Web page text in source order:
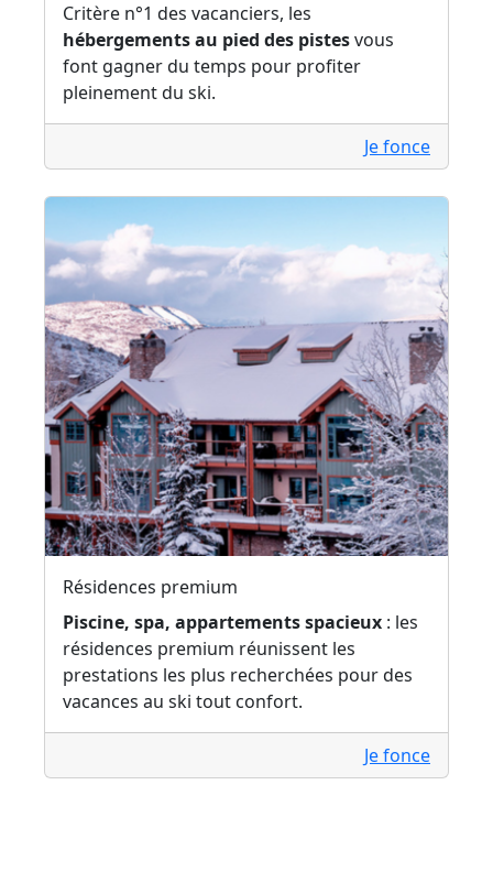
Critère n°1 des vacanciers, les
hébergements au pied des pistesvous
font gagner du temps pour profiter
pleinement du ski.
Je fonce
Résidences premium
Piscine, spa, appartements spacieux : les
résidences premium réunissent les
prestations les plus recherchées pour des
vacances au ski tout confort.
Je fonce